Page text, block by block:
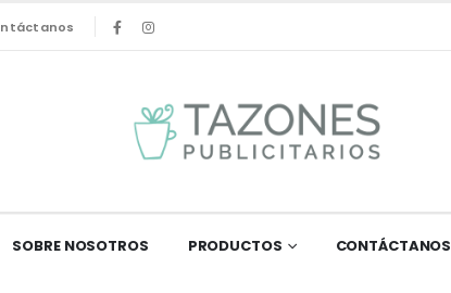
SOBRE NOSOTROS PRODUCTOS CONTÁCTANOS